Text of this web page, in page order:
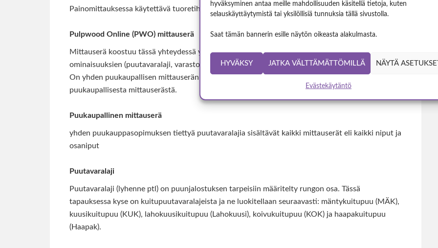
hyväksyminen antaa meille mahdollisuuden käsitellä tietoja, kuten
selauskäyttäytymistä tai yksilöllisiä tunnuksia tällä sivustolla.
Saat tämän bannerin esille näytön oikeasta alakulmasta.
HYVÄKSY JATKA VÄLTTÄMÄTTÖMILLÄ NÄYTÄ
Evästekäytäntö
Painomittauksessa käytettävä tuoretiheyslukujen laskentapalvelu
Pulpwood Online (PWO) mittauserä
Mittauserä koostuu tässä yhteydessä yhdestä nipusta tai osanipusta, joka on mittauserän
ominaisuuksien (puutavaralaji, varastointiaika, lähtövaraston sijainti/alue) osalta yhteneväinen.
On yhden puukaupallisen mittauserän osa. Huom! Mittauserän määritelmä poikkeaa tässä
puukaupallisesta mittauserästä.
Puukaupallinen mittauserä
yhden puukauppasopimuksen tiettyä puutavaralajia sisältävät kaikki mittauserät eli kaikki niput ja
osaniput
Puutavaralaji
Puutavaralaji (lyhenne ptl) on puunjalostuksen tarpeisiin määritelty rungon osa. Tässä
tapauksessa kyse on kuitupuutavaralajeista ja ne luokitellaan seuraavasti: mäntykuitupuu (MÄK),
kuusikuitupuu (KUK), lahokuusikuitupuu (Lahokuusi), koivukuitupuu (KOK) ja haapakuitupuu
(Haapak).